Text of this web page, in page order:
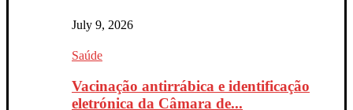
July 9, 2026
Saúde
Vacinação antirrábica e identificação
eletrónica da Câmara de...